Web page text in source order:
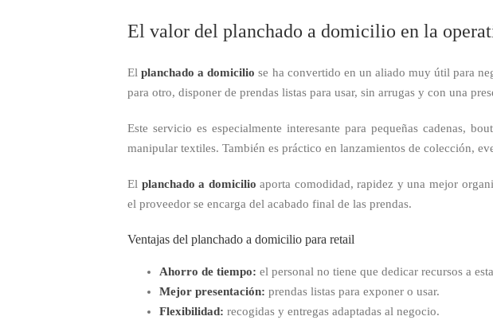
El valor del planchado a domicilio en la
Elplanchado a domicilio se ha convertido en un aliado muy útil para
para otro, disponer de prendas listas para usar, sin arrugas y con una
Este servicio es especialmente interesante para pequeñas cadenas,
manipular textiles. También es práctico en lanzamientos de colección,
El planchado a domicilio aporta comodidad, rapidez y una mejor
el proveedor se encarga del acabado final de las prendas.
Ventajas del planchado a domicilio para retail
Ahorro de tiempo: el personal no tiene que dedicar recursos a
Mejor presentación: prendas listas para exponer o usar.
Flexibilidad: recogidas y entregas adaptadas al negocio.